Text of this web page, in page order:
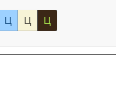
Ц Ц Ц